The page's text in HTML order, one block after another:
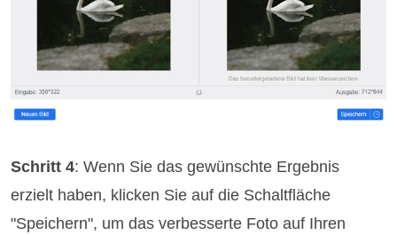
Schritt 4: Wenn Sie das gewünschte Ergebnis
erzielt haben, klicken Sie auf die Schaltfläche
"Speichern", um das verbesserte Foto auf Ihren